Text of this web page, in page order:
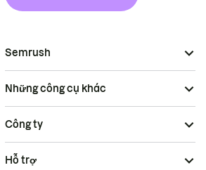
Semrush
Những công cụ khác
Công ty
Hỗ trợ